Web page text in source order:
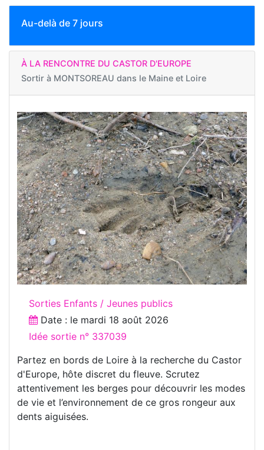
Au-delà de 7 jours
À LA RENCONTRE DU CASTOR D'EUROPE
Sortir à MONTSOREAU dans le Maine et Loire
Sorties Enfants / Jeunes publics
Date : le mardi 18 août 2026
Idée sortie n° 337039
Partez en bords de Loire à la recherche du Castor
d'Europe, hôte discret du fleuve. Scrutez
attentivement les berges pour découvrir les modes
de vie et l’environnement de ce gros rongeur aux
dents aiguisées.